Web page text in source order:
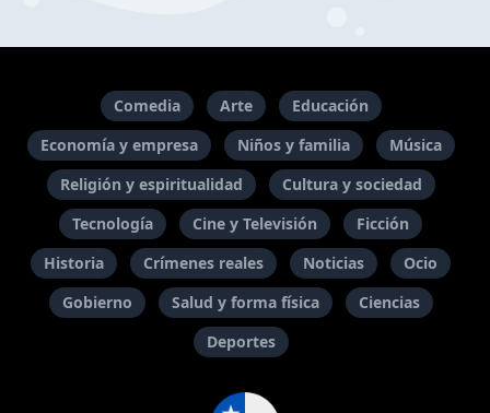
Comedia Arte
Educación
Economía y empresa
Niños y familia
Música
Religión y espiritualidad
Cultura y sociedad
Tecnología
Cine y Televisión
Ficción
Historia
Crímenes reales Noticias
Ocio
Gobierno
Salud y forma física
Ciencias
Deportes